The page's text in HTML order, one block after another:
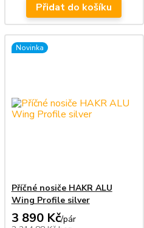
Přidat do košíku
Novinka
Příčné nosiče HAKR ALU
Wing Profile silver
3 890 Kč/pár